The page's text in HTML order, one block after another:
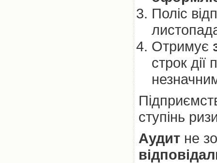
Поліс
Отримує
строк
ступінь
Аудит не